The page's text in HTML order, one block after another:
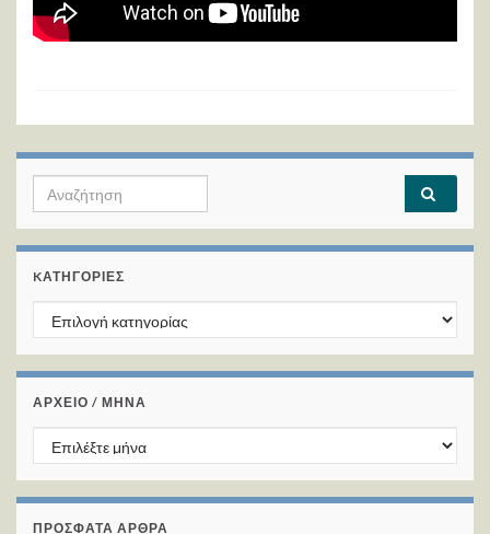
Search for:
KΑΤΗΓΟΡΊΕΣ
Kατηγορίες
ΑΡΧΕΙΟ / ΜΗΝΑ
ΑΡΧΕΙΟ / ΜΗΝΑ
ΠΡΌΣΦΑΤΑ ΆΡΘΡΑ